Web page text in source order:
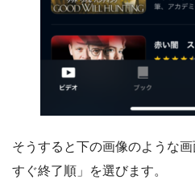
そうすると下の画像のような
すぐ終了順」を選びます。